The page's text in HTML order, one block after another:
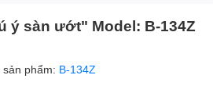
ý sàn ướt" Model: B-134Z
sản phẩm: B-134Z